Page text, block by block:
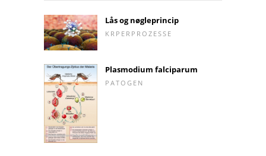
Lås og nøgleprincip
KRPERPROZESSE
Plasmodium falciparum
PATOGEN